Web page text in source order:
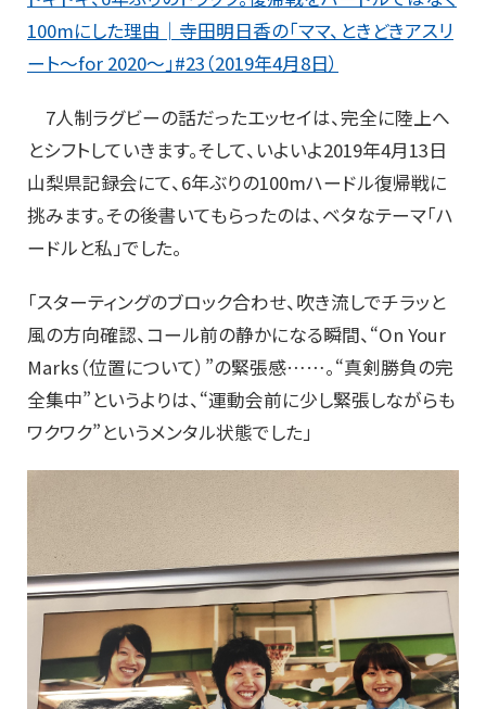
100mにした理由│寺田明日香の「ママ、ときどきアスリ
ート～for 2020～」#23（2019年4月8日）
7人制ラグビーの話だったエッセイは、完全に陸上へ
とシフトしていきます。そして、いよいよ2019年4月13日
山梨県記録会にて、6年ぶりの100mハードル復帰戦に
挑みます。その後書いてもらったのは、ベタなテーマ「ハ
ードルと私」でした。
「スターティングのブロック合わせ、吹き流しでチラッと
風の方向確認、コール前の静かになる瞬間、“On Your
Marks（位置について）”の緊張感……。“真剣勝負の完
全集中”というよりは、“運動会前に少し緊張しながらも
ワクワク”というメンタル状態でした」